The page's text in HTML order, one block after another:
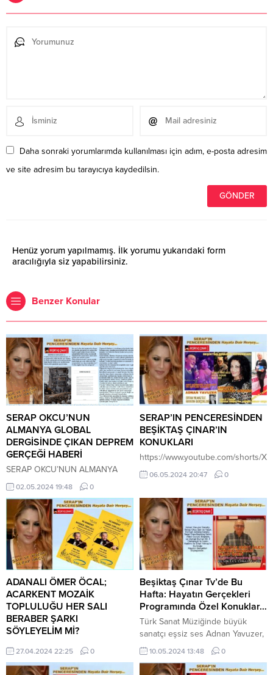
Daha sonraki yorumlarımda kullanılması için adım, e-posta adresim
ve site adresim bu tarayıcıya kaydedilsin.
Henüz yorum yapılmamış. İlk yorumu yukarıdaki form
aracılığıyla siz yapabilirsiniz.
Benzer Konular
SERAP OKCU’NUN
ALMANYA GLOBAL
DERGİSİNDE ÇIKAN DEPREM
GERÇEĞİ HABERİ
SERAP OKCU’NUN ALMANYA
GLOBAL DERGİSİNDE ÇIKAN
DEPREM GERÇEĞİ HABERİ
02.05.2024 19:48 0
SERAP’IN PENCERESİNDEN
BEŞİKTAŞ ÇINAR’IN
KONUKLARI
https://www.youtube.com/shorts/
06.05.2024 20:47 0
ADANALI ÖMER ÖCAL;
ACARKENT MOZAİK
TOPLULUĞU HER SALI
BERABER ŞARKI
SÖYLEYELİM Mİ?
27.04.2024 22:25 0
Beşiktaş Çınar Tv’de Bu
Hafta: Hayatın Gerçekleri
Programında Özel Konuklar…
Türk Sanat Müziğinde büyük
sanatçı eşsiz ses Adnan Yavuzer,
Dünyaca ünlü yazar Orhan
Kemal’in Şair ve Yazar Yeğeni
Serap Okcu, yeni yazdığı kitabı ile
10.05.2024 13:48 0